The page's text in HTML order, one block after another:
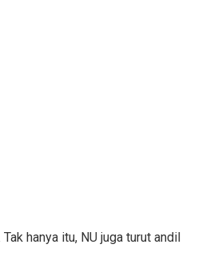
hanya itu, NU juga turut andil